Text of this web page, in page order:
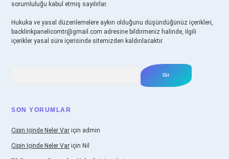
sorumluluğu kabul etmiş sayılırlar.
Hukuka ve yasal düzenlemelere aykırı olduğunu düşündüğünüz içerikleri,
backlinkpanelicomtr@gmail.com adresine bildirmeniz halinde, ilgili
içerikler yasal süre içerisinde sitemizden kaldırılacaktır.
SON YORUMLAR
Çipin Içinde Neler Var için admin
Çipin Içinde Neler Var için Nil